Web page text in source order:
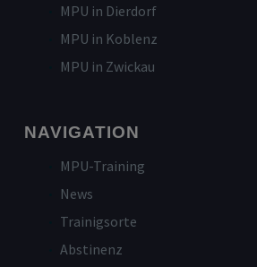
MPU in Dierdorf
MPU in Koblenz
MPU in Zwickau
NAVIGATION
MPU-Training
News
Trainigsorte
Abstinenz